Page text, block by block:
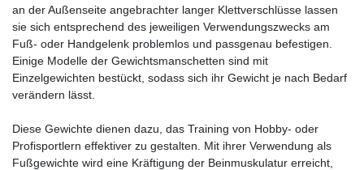
an der Außenseite angebrachter langer Klettverschlüsse lassen
sie sich entsprechend des jeweiligen Verwendungszwecks am
Fuß- oder Handgelenk problemlos und passgenau befestigen.
Einige Modelle der Gewichtsmanschetten sind mit
Einzelgewichten bestückt, sodass sich ihr Gewicht je nach Bedarf
verändern lässt.
Diese Gewichte dienen dazu, das Training von Hobby- oder
Profisportlern effektiver zu gestalten. Mit ihrer Verwendung als
Fußgewichte wird eine Kräftigung der Beinmuskulatur erreicht,